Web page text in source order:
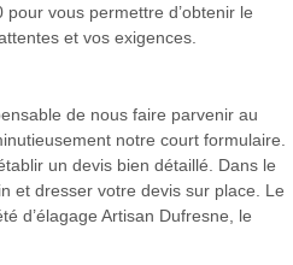
vous permettre d’obtenir le
et vos exigences.
de nous faire parvenir au
notre court formulaire.
un devis bien détaillé. Dans le
et dresser votre devis sur place. Le
d’élagage Artisan Dufresne, le